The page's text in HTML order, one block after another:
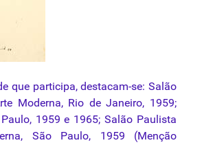
que participa, destacam-se: Salão
Moderna, Rio de Janeiro, 1959;
1959 e 1965; Salão Paulista
São Paulo, 1959 (Menção